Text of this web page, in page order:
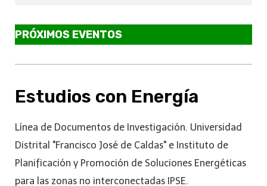
PRÓXIMOS EVENTOS
Estudios con Energía
Línea de Documentos de Investigación. Universidad
Distrital "Francisco José de Caldas" e Instituto de
Planificación y Promoción de Soluciones Energéticas
para las zonas no interconectadas IPSE.